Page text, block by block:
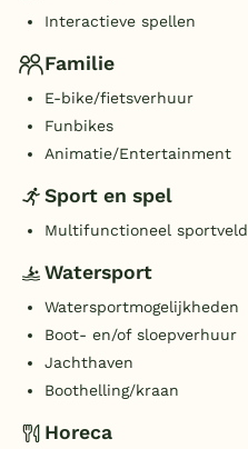
Interactieve spellen
Familie
E-bike/fietsverhuur
Funbikes
Animatie/Entertainment
Sport en spel
Multifunctioneel sportveld
Watersport
Watersportmogelijkheden
Boot- en/of sloepverhuur
Jachthaven
Boothelling/kraan
Horeca